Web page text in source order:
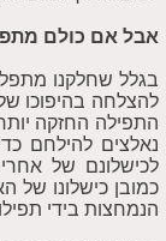
אבל אם כולם
בגלל שחלקנו
להצלחה בהיפוכו של
התפילה החזקה
נאלצים להילחם
לכישלונם של
כמובן כישלונו של
הנמחצות בידי